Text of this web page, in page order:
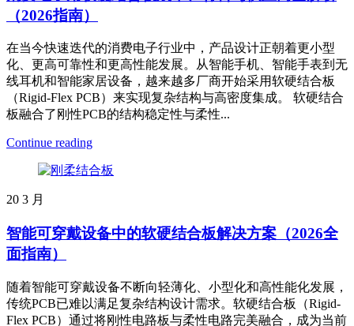
（2026指南）
在当今快速迭代的消费电子行业中，产品设计正朝着更小型
化、更高可靠性和更高性能发展。从智能手机、智能手表到无
线耳机和智能家居设备，越来越多厂商开始采用软硬结合板
（Rigid-Flex PCB）来实现复杂结构与高密度集成。 软硬结合
板融合了刚性PCB的结构稳定性与柔性...
Continue reading
20 3 月
智能可穿戴设备中的软硬结合板解决方案（2026全
面指南）
随着智能可穿戴设备不断向轻薄化、小型化和高性能化发展，
传统PCB已难以满足复杂结构设计需求。软硬结合板（Rigid-
Flex PCB）通过将刚性电路板与柔性电路完美融合，成为当前